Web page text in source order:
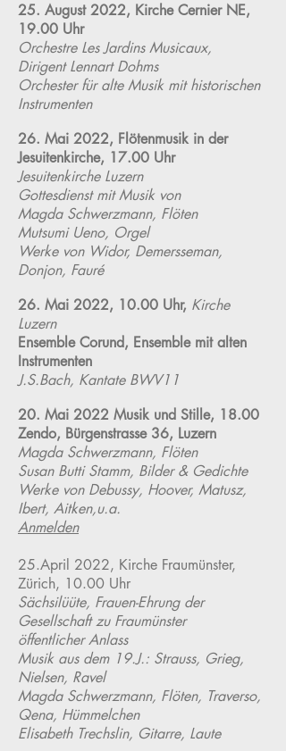
25. August 2022, Kirche Cernier NE,
19.00 Uhr
Orchestre Les Jardins Musicaux,
Dirigent Lennart Dohms
Orchester für alte Musik mit historischen
Instrumenten
26. Mai 2022, Flötenmusik in der
Jesuitenkirche, 17.00 Uhr
Jesuitenkirche Luzern
Gottesdienst mit Musik von
Magda Schwerzmann, Flöten
Mutsumi Ueno, Orgel
Werke von Widor, Demersseman,
Donjon, Fauré
26. Mai 2022, 10.00 Uhr, Kirche
Luzern
Ensemble Corund, Ensemble mit alten
Instrumenten
J.S.Bach, Kantate BWV11
20. Mai 2022 Musik und Stille, 18.00
Zendo, Bürgenstrasse 36, Luzern
Magda Schwerzmann, Flöten
Susan Butti Stamm, Bilder & Gedichte
Werke von Debussy, Hoover, Matusz,
Ibert, Aitken,u.a.
Anmelden
25.April 2022, Kirche Fraumünster,
Zürich, 10.00 Uhr
Sächsilüüte, Frauen-Ehrung der
Gesellschaft zu Fraumünster
öffentlicher Anlass
Musik aus dem 19.J.: Strauss, Grieg,
Nielsen, Ravel
Magda Schwerzmann, Flöten, Traverso,
Qena, Hümmelchen
Elisabeth Trechslin, Gitarre, Laute